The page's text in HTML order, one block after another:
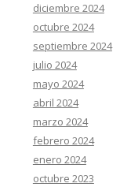
diciembre 2024
octubre 2024
septiembre 2024
julio 2024
mayo 2024
abril 2024
marzo 2024
febrero 2024
enero 2024
octubre 2023